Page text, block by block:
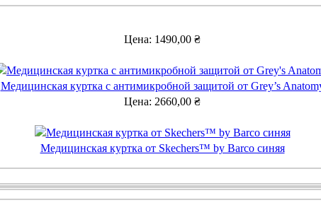
Цена: 1490,00 ₴
Медицинская куртка с антимикробной защитой от Grey’s
Цена: 2660,00 ₴
Медицинская куртка от Skechers™ by Barco синяя